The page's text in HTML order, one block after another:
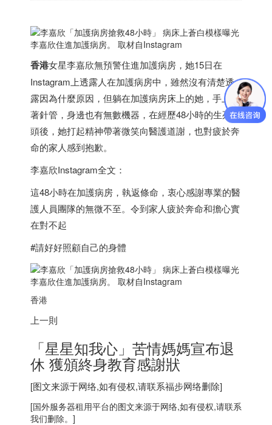
李嘉欣住進加護病房。 取材自Instagram
香港女星李嘉欣無預警住進加護病房，她15日在
Instagram上透露人在加護病房中，雖然沒有清楚透
露因為什麼原因，但躺在加護病房床上的她，手上插
著針管，身邊也有無數機器，在經歷48小時的生死關
頭後，她打起精神帶著微笑向醫護道謝，也對疲於奔
命的家人感到抱歉。
李嘉欣Instagram全文：
這48小時在加護病房，執返條命，衷心感謝專業的醫
護人員團隊的無微不至。令到家人疲於奔命和擔心實
在對不起
#請好好照顧自己的身體
李嘉欣住進加護病房。 取材自Instagram
香港
上一則
「星星知我心」苦情媽媽宣布退
休 獲頒終身教育感謝狀
[图文来源于网络,如有侵权,请联系福步网络删除]
[国外服务器租用平台的图文来源于网络,如有侵权,请联系
我们删除。]